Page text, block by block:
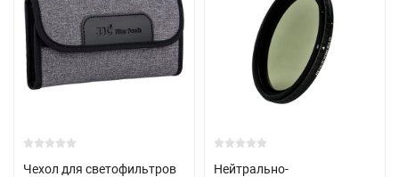
Чехол для светофильтров
Нейтрально-